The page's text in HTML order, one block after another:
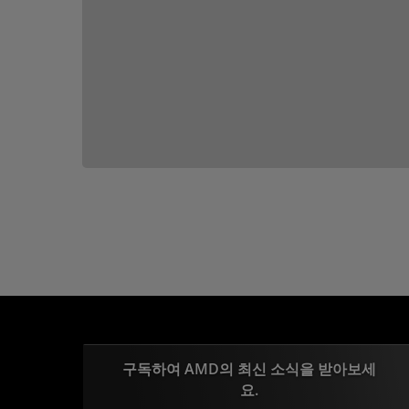
구독하여 AMD의 최신 소식을 받아보세
요.